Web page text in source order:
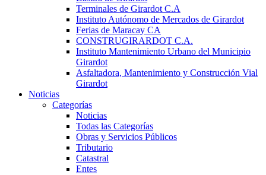
Terminales de Girardot C.A
Instituto Autónomo de Mercados de Girardot
Ferias de Maracay CA
CONSTRUGIRARDOT C.A.
Instituto Mantenimiento Urbano del Municipio
Girardot
Asfaltadora, Mantenimiento y Construcción Vial
Girardot
Noticias
Categorías
Noticias
Todas las Categorías
Obras y Servicios Públicos
Tributario
Catastral
Entes